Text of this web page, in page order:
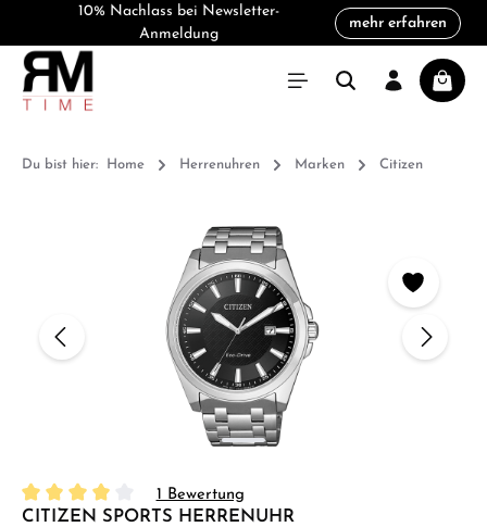
10% Nachlass bei Newsletter-
Anmeldung
mehr erfahren
Du bist hier: Home Herrenuhren Marken Citizen
Bildergalerie überspringen
Durchschnittliche Bewertung von 4 von 5 Sternen
1 Bewertung
CITIZEN SPORTS HERRENUHR